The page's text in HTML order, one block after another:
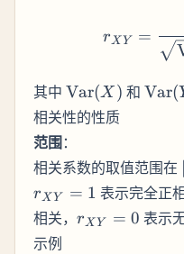
r X Y =
其中 \text{Var}
(X)
Var(X ) 和 Var(
相关性的性质
范围：
相关系数的取值范围在
r_{XY}
= 1
r X Y = 1 表示完全正
相关， r_{XY}
r X Y = 0 表示
示例